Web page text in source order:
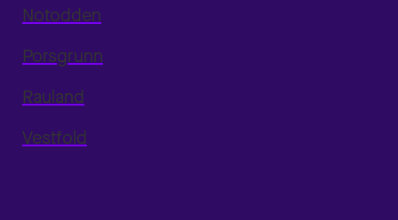
Notodden
Porsgrunn
Rauland
Vestfold